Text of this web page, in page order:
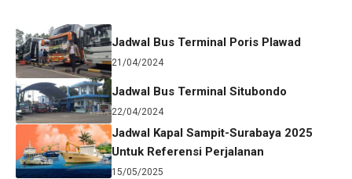
Jadwal Bus Terminal Poris Plawad
21/04/2024
Jadwal Bus Terminal Situbondo
22/04/2024
Jadwal Kapal Sampit-Surabaya 2025
Untuk Referensi Perjalanan
15/05/2025